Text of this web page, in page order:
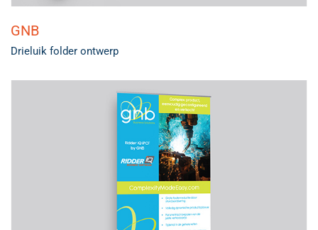
GNB
Drieluik folder ontwerp